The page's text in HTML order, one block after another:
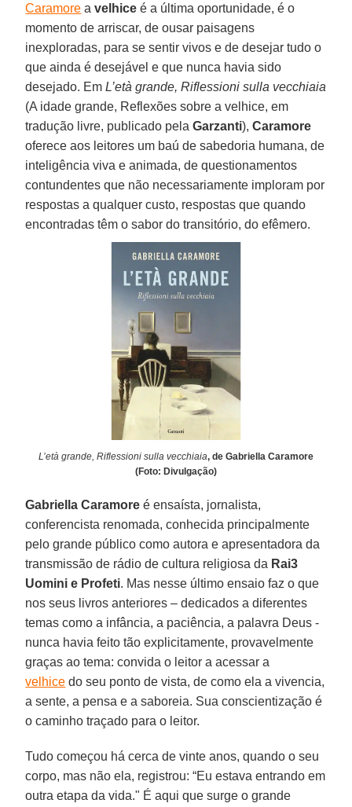
Caramore avelhice é a última oportunidade, é o
momento de arriscar, de ousar paisagens
inexploradas, para se sentir vivos e de desejar tudo o
que ainda é desejável e que nunca havia sido
desejado. EmL’età grande, Riflessioni sulla vecchiaia
(A idade grande, Reflexões sobre a velhice, em
tradução livre, publicado pelaGarzanti),Caramore
oferece aos leitores um baú de sabedoria humana, de
inteligência viva e animada, de questionamentos
contundentes que não necessariamente imploram por
respostas a qualquer custo, respostas que quando
encontradas têm o sabor do transitório, do efêmero.
L’età grande, Riflessioni sulla vecchiaia, de Gabriella Caramore
(Foto: Divulgação)
Gabriella Caramore é ensaísta, jornalista,
conferencista renomada, conhecida principalmente
pelo grande público como autora e apresentadora da
transmissão de rádio de cultura religiosa da Rai3
Uomini e Profeti. Mas nesse último ensaio faz o que
nos seus livros anteriores – dedicados a diferentes
temas como a infância, a paciência, a palavra Deus -
nunca havia feito tão explicitamente, provavelmente
graças ao tema: convida o leitor a acessar a
velhice do seu ponto de vista, de como ela a vivencia,
a sente, a pensa e a saboreia. Sua conscientização é
o caminho traçado para o leitor.
Tudo começou há cerca de vinte anos, quando o seu
corpo, mas não ela, registrou: “Eu estava entrando em
outra etapa da vida." É aqui que surge o grande